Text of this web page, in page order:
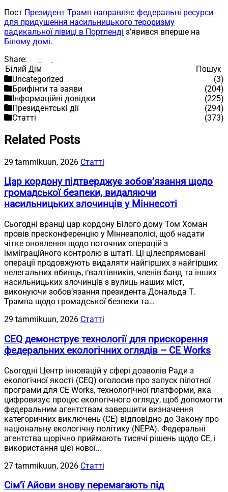
Пост Президент Трамп направляє федеральні ресурси
для придушення насильницького тероризму
радикальної лівиці в Портленді з’явився вперше на
Білому домі.
Share:
Пошук
Пошук
Uncategorized
(3)
Брифінги та заяви
(204)
Інформаційні довідки
(225)
Президентські дії
(294)
Статті
(373)
Related Posts
29 tammikuun, 2026 Статті
Цар кордону підтверджує зобов’язання щодо
громадської безпеки, видаляючи
насильницьких злочинців у Міннесоті
Сьогодні вранці цар кордону Білого дому Том Хоман
провів пресконференцію у Міннеаполісі, щоб надати
чітке оновлення щодо поточних операцій з
імміграційного контролю в штаті. Ці цілеспрямовані
операції продовжують видаляти найгірших з найгірших
нелегальних вбивць, ґвалтівників, членів банд та інших
насильницьких злочинців з вулиць наших міст,
виконуючи зобов’язання президента Дональда Т.
Трампа щодо громадської безпеки та…
29 tammikuun, 2026 Статті
CEQ демонструє технології для прискорення
федеральних екологічних оглядів – CE Works
Сьогодні Центр інновацій у сфері дозволів Ради з
екологічної якості (CEQ) оголосив про запуск пілотної
програми для CE Works, технологічної платформи, яка
цифровизує процес екологічного огляду, щоб допомогти
федеральним агентствам завершити визначення
категоричних виключень (CE) відповідно до Закону про
національну екологічну політику (NEPA). Федеральні
агентства щорічно приймають тисячі рішень щодо CE, і
використання цієї нової…
27 tammikuun, 2026 Статті
Сім’ї Айови знову перемагають під